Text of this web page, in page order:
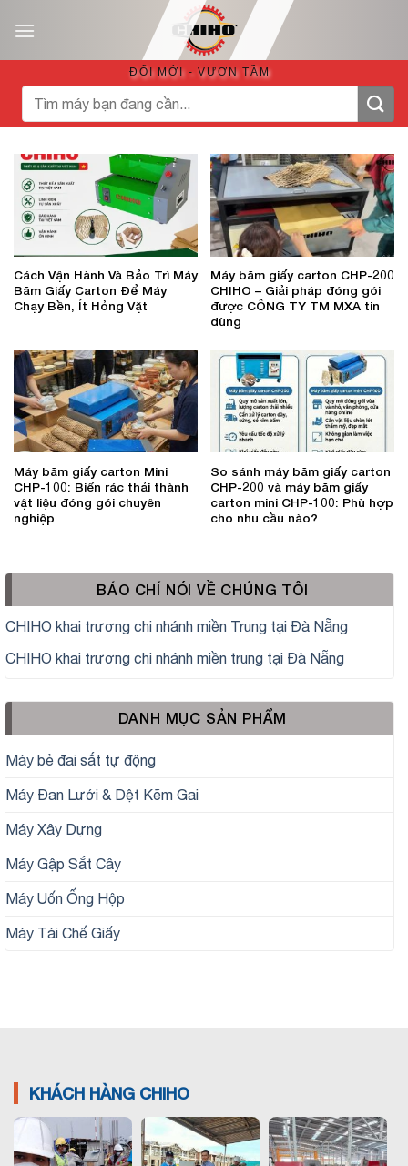
qua
ĐỔI MỚI - VƯƠN TẦM
Tìm
kiếm:
Cách Vận Hành Và Bảo Trì Máy
Băm Giấy Carton Để Máy
Chạy Bền, Ít Hỏng Vặt
Máy băm giấy carton CHP-200
CHIHO – Giải pháp đóng gói
được CÔNG TY TM MXA tin
dùng
Máy băm giấy carton Mini
CHP-100: Biến rác thải thành
vật liệu đóng gói chuyên
nghiệp
So sánh máy băm giấy carton
CHP-200 và máy băm giấy
carton mini CHP-100: Phù hợp
cho nhu cầu nào?
BÁO CHÍ NÓI VỀ CHÚNG TÔI
CHIHO khai trương chi nhánh miền Trung tại Đà Nẵng
CHIHO khai trương chi nhánh miền trung tại Đà Nẵng
DANH MỤC SẢN PHẨM
Máy bẻ đai sắt tự động
Máy Đan Lưới & Dệt Kẽm Gai
Máy Xây Dựng
Máy Gập Sắt Cây
Máy Uốn Ống Hộp
Máy Tái Chế Giấy
KHÁCH HÀNG CHIHO